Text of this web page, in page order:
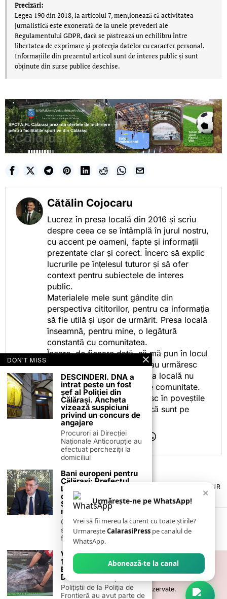
Precizări:
Legea 190 din 2018, la articolul 7, menţionează că activitatea
jurnalistică este exonerată de la unele prevederi ale
Regulamentului GDPR, dacă se păstrează un echilibru între
libertatea de exprimare şi protecţia datelor cu caracter personal.
Informațiile din prezentul articol sunt de interes public și sunt
obținute din surse publice deschise.
Cătălin Cojocaru
Lucrez în presa locală din 2016 și scriu
despre ceea ce se întâmplă în jurul nostru,
cu accent pe oameni, fapte și informații
prezentate clar și corect. Încerc să explic
lucrurile pe înțelesul tuturor și să ofer
context pentru subiectele de interes
public.
Materialele mele sunt gândite din
perspectiva cititorilor, pentru ca informația
să fie utilă și ușor de urmărit. Presa locală
înseamnă, pentru mine, o legătură
constantă cu comunitatea.
Încerc, de fiecare dată, să mă pun în locul
celor care citesc, privesc sau urmăresc
ceea ce fac. Pentru că presa locală nu
este despre mine, ci despre comunitate.
Iar dacă oamenii se regăsesc în poveștile
pe care le spun, înseamnă că sunt pe
drumul bun.
TERMENI ȘI CONDIȚII
POLITICA DE ANULARE & RETUR
PUBLICITATE ONLINE & TIPĂRITĂ
CONTACT
ZIARUL ANUNȚUL CĂLĂRĂȘEAN
2026- Toate drepturile sunt rezervate.
×
Urmărește-ne pe WhatsApp!
Vrei să fii mereu la curent cu toate știrile?
UrmareșteCalarasiPress pe canalul de
WhatsApp.
Abonează-te la canal
DON'T MISS
DESCINDERI. DNA a
intrat peste un fost
șef al Poliției din
Călărași. Ancheta
vizează suspiciuni
privind un concurs de
angajare
Procurori ai Direcției
Naționale Anticorupție au
efectuat percheziții la
domiciliul
Bani europeni pentru
Călărași: Prefectul
Laurențiu State anunță
colaborarea cu ADR
Sud-Muntenia pentru
noi finanțări
Călărașul se pregătește
să intre pe harta
finanțărilor europene, cu
VIDEO. STURION DE
147 KG, SALVAT ȘI
ELIBERAT ÎN DUNĂRE
DE AUTORITĂȚI
Polițiștii de la Poliția de
Frontieră au avut parte de